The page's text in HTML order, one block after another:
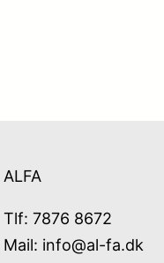
ALFA
Tlf: 7876 8672
Mail: info@al-fa.dk